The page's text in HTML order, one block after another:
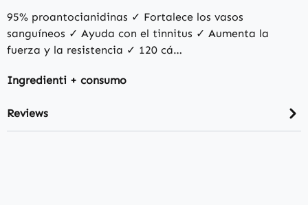
95% proantocianidinas ✓ Fortalece los vasos
sanguíneos ✓ Ayuda con el tinnitus ✓ Aumenta la
fuerza y la resistencia ✓ 120 cá…
Ingredienti + consumo
Reviews